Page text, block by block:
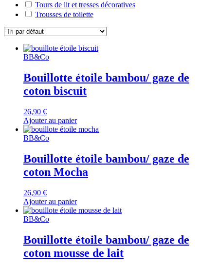
Tours de lit et tresses décoratives
Trousses de toilette
BB&Co
Bouillotte étoile bambou/ gaze de
coton biscuit
26,90 €
Ajouter au panier
BB&Co
Bouillotte étoile bambou/ gaze de
coton Mocha
26,90 €
Ajouter au panier
BB&Co
Bouillotte étoile bambou/ gaze de
coton mousse de lait